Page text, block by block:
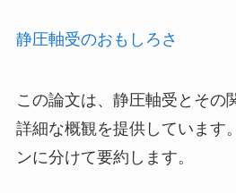
静圧軸受のおもしろさ
この論文は、静圧軸受とその
詳細な概観を提供しています
ンに分けて要約します。